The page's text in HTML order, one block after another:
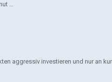
…
aggressiv investieren und nur an